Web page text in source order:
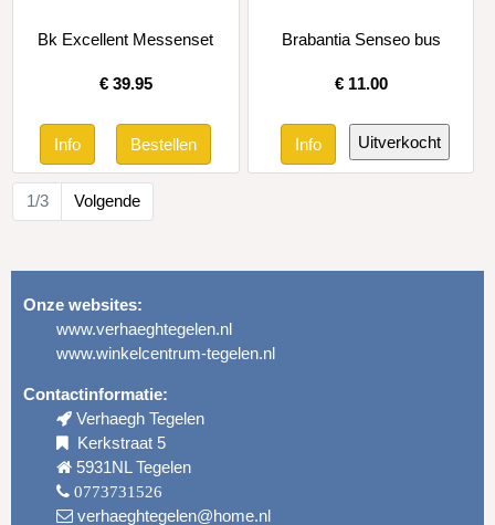
Bk Excellent Messenset
€ 39.95
Brabantia Senseo bus
€ 11.00
1/3 Volgende
Onze websites:
www.verhaeghtegelen.nl
www.winkelcentrum-tegelen.nl
Contactinformatie:
Verhaegh Tegelen
Kerkstraat 5
5931NL Tegelen
0773731526
verhaeghtegelen@home.nl